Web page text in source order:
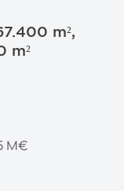
m²,
m²
M€